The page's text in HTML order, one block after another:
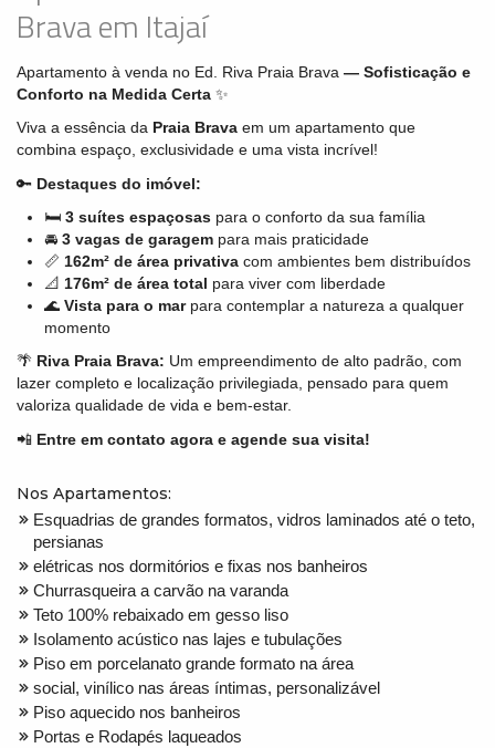
Brava em Itajaí
Apartamento à venda no Ed. Riva Praia Brava — Sofisticação e
Conforto na Medida Certa ✨
Viva a essência da Praia Brava em um apartamento que
combina espaço, exclusividade e uma vista incrível!
🔑 Destaques do imóvel:
🛏 3 suítes espaçosas para o conforto da sua família
🚘 3 vagas de garagem para mais praticidade
📏 162m² de área privativa com ambientes bem distribuídos
📐 176m² de área total para viver com liberdade
🌊 Vista para o marpara contemplar a natureza a qualquer
momento
🌴 Riva Praia Brava: Um empreendimento de alto padrão, com
lazer completo e localização privilegiada, pensado para quem
valoriza qualidade de vida e bem-estar.
📲 Entre em contato agora e agende sua visita!
Nos Apartamentos:
Esquadrias de grandes formatos, vidros laminados até o teto,
persianas
elétricas nos dormitórios e fixas nos banheiros
Churrasqueira a carvão na varanda
Teto 100% rebaixado em gesso liso
Isolamento acústico nas lajes e tubulações
Piso em porcelanato grande formato na área
social, vinílico nas áreas íntimas, personalizável
Piso aquecido nos banheiros
Portas e Rodapés laqueados